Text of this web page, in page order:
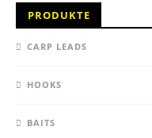
PRODUKTE
CARP LEADS
HOOKS
BAITS